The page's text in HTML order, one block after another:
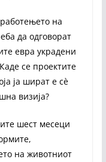
на
да одговорат
евра украдени
се проектите
ја шират е сè
визија?
шест месеци
на животниот